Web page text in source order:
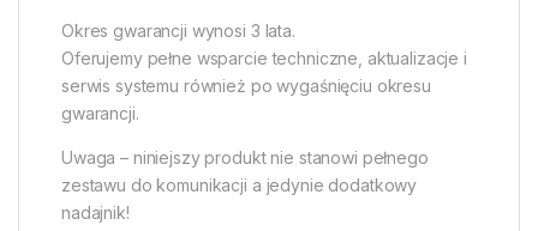
Okres gwarancji wynosi 3 lata.
Oferujemy pełne wsparcie techniczne, aktualizacje i
serwis systemu również po wygaśnięciu okresu
gwarancji.
Uwaga – niniejszy produkt nie stanowi pełnego
zestawu do komunikacji a jedynie dodatkowy
nadajnik!